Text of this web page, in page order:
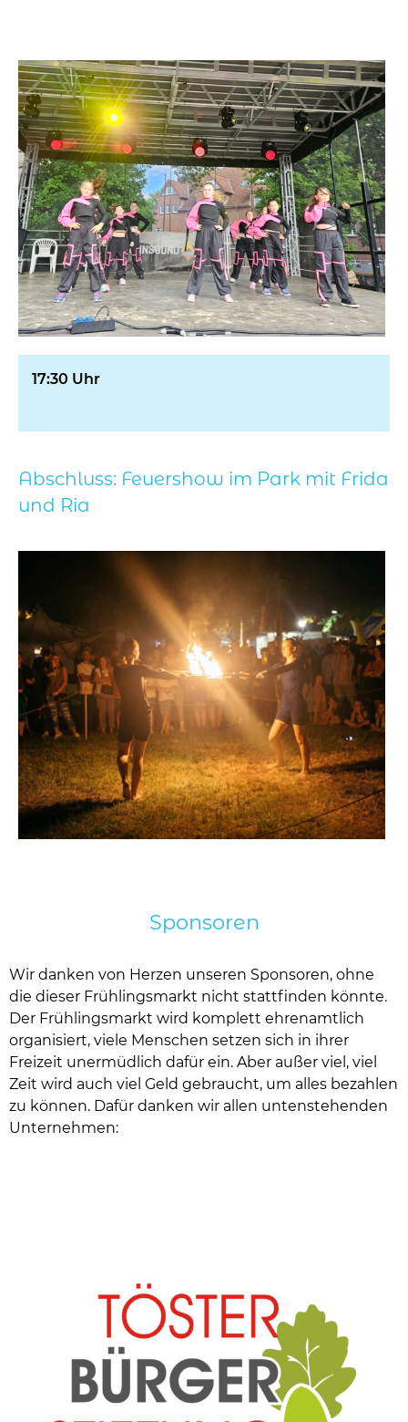
17:30 Uhr
Abschluss: Feuershow im Park mit Frida
und Ria
Sponsoren
Wir danken von Herzen unseren Sponsoren, ohne
die dieser Frühlingsmarkt nicht stattfinden könnte.
Der Frühlingsmarkt wird komplett ehrenamtlich
organisiert, viele Menschen setzen sich in ihrer
Freizeit unermüdlich dafür ein. Aber außer viel, viel
Zeit wird auch viel Geld gebraucht, um alles bezahlen
zu können. Dafür danken wir allen untenstehenden
Unternehmen: